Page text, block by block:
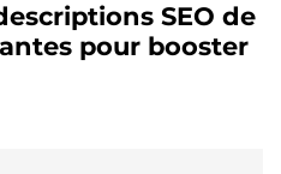
SEO de
pour booster